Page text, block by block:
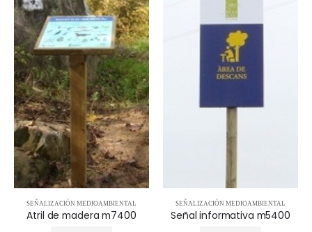
SEÑALIZACIÓN MEDIOAMBIENTAL
Atril de madera m7400
SEÑALIZACIÓN MEDIOAMBIENTAL
Señal informativa m5400